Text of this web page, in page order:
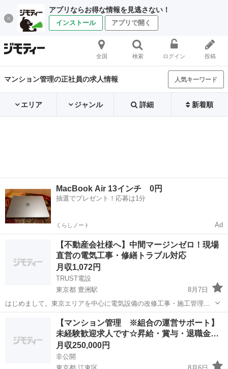
アプリならお得な情報を見逃さない！
インストール アプリで開く
全国 検索 ログイン 投稿
マンション管理の正社員の求人情報 人気キーワード
エリア ジャンル 詳細 新着順
MacBook Air 13インチ 0円
抽選でプレゼント！応募は1分
くらしノート Ad
【不動産会社様へ】中間マージンゼロ！現場
直営の電気工事・修繕トラブル対応
月収1,072円
TRUST電設
東京都 豊洲駅
8月7日
はじめまして。東京エリアを中心に電気設備の改修工事・施工管理代
行を行っております「TRUST電設」と申します。 「大手管理会社や地
場業者を通すと、謎の修繕費や中間マージンが乗って高すぎる…」
「入居者様・テナント様からの突発...
マンション管理 トラブル
【マンション管理 ※組合の運営サポート】
未経験歓迎求人です☆昇給・賞与・退職金…
月収250,000円
非公開